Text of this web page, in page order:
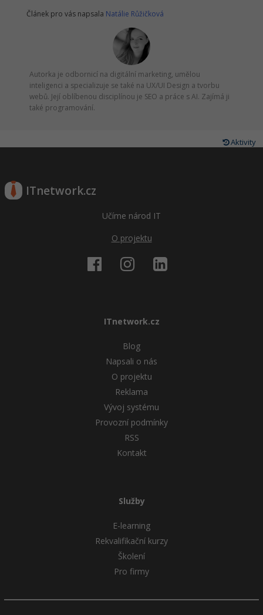
Článek pro vás napsala Natálie Růžičková
Autorka je odbornicí na digitální marketing, umělou
inteligenci a specializuje se také na UX/UI Design a tvorbu
webů. Její oblíbenou disciplínou je SEO a práce s AI. Zajímá ji
také programování.
Aktivity
ITnetwork.cz
Učíme národ IT
O projektu
ITnetwork.cz
Blog
Napsali o nás
O projektu
Reklama
Vývoj systému
Provozní podmínky
RSS
Kontakt
Služby
E-learning
Rekvalifikační kurzy
Školení
Pro firmy